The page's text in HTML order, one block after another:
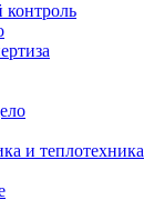
и теплотехника